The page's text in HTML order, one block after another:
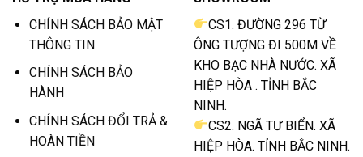
CHÍNH SÁCH BẢO MẬT
THÔNG TIN
CHÍNH SÁCH BẢO
HÀNH
CHÍNH SÁCH ĐỔI TRẢ &
HOÀN TIỀN
CS1. ĐƯỜNG 296 TỪ
ÔNG TƯỢNG ĐI 500M VỀ
KHO BẠC NHÀ NƯỚC. XÃ
HIỆP HÒA . TỈNH BẮC
NINH.
CS2. NGÃ TƯ BIỂN. XÃ
HIỆP HÒA. TỈNH BẮC NINH.